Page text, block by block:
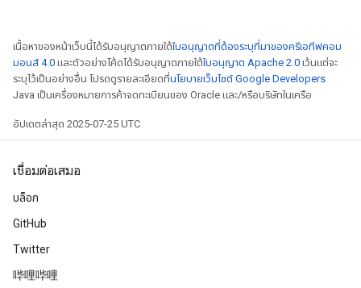
เนื้อหาของหน้าเว็บนี้ได้รับอนุญาตภายใต้ใบอนุญาตที่ต้องระบุที่มาของครีเอทีฟคอม
มอนส์ 4.0 และตัวอย่างโค้ดได้รับอนุญาตภายใต้ใบอนุญาต Apache 2.0 เว้นแต่จะ
ระบุไว้เป็นอย่างอื่น โปรดดูรายละเอียดที่นโยบายเว็บไซต์ Google Developers
Java เป็นเครื่องหมายการค้าจดทะเบียนของ Oracle และ/หรือบริษัทในเครือ
อัปเดตล่าสุด 2025-07-25 UTC
เชื่อมต่อเสมอ
บล็อก
GitHub
Twitter
哔哩哔哩